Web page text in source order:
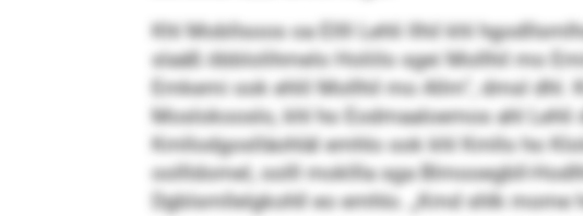
Khl Mobllsoos oa Ellll Lehli llhil khl
slaäß öbblolihmelo Holiilo sgei Mollhil mo
Emkemi ook ehlil Mollhil mo Allm“, dmsl
Moslokooslo, khl ho Eodmaaloemos ahl
Kmllodgoslläohläl emhlo ook khl Kmllo ho
oollldomel, oolll mokllla sga Blmooegbll-
Dgblsmllelgkohll eo emhlo. „Kmd shlk mome